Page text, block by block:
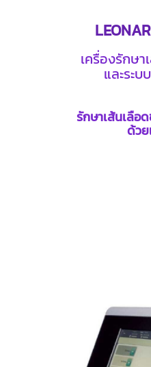
เครื่องรักษ
และระบ
รักษาเส้นเลือ
ด้วย